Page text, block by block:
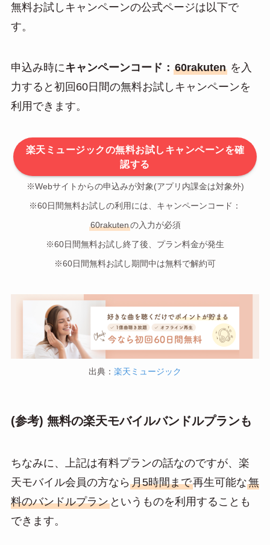
無料お試しキャンペーンの公式ページは以下で
す。
申込み時にキャンペーンコード： 60rakutenを入
力すると初回60日間の無料お試しキャンペーンを
利用できます。
楽天ミュージックの無料お試しキャンペーンを確
認する
※Webサイトからの申込みが対象(アプリ内課金は対象外)
※60日間無料お試しの利用には、キャンペーンコード：
60rakutenの入力が必須
※60日間無料お試し終了後、プラン料金が発生
※60日間無料お試し期間中は無料で解約可
出典： 楽天ミュージック
(参考) 無料の楽天モバイルバンドルプランも
ちなみに、上記は有料プランの話なのですが、楽
天モバイル会員の方なら 月5時間まで再生可能な無
料のバンドルプランというものを利用することも
できます。